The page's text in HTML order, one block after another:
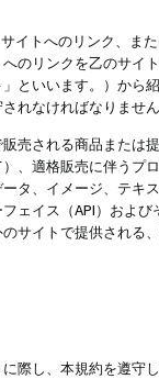
イトへのリンク、ま
へのリンクを乙のサイ
」といいます。）から
れなければなりませ
売される商品または
、適格販売に伴う
タ、イメージ、テ
ェイス（API）および
サイトで提供され
際し、本規約を遵守し